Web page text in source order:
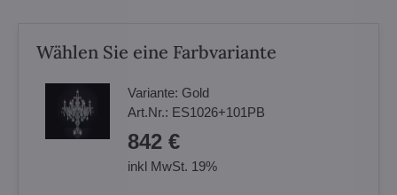
Wählen Sie eine Farbvariante
Variante: Gold
Art.Nr.: ES1026+101PB
842 €
inkl MwSt. 19%